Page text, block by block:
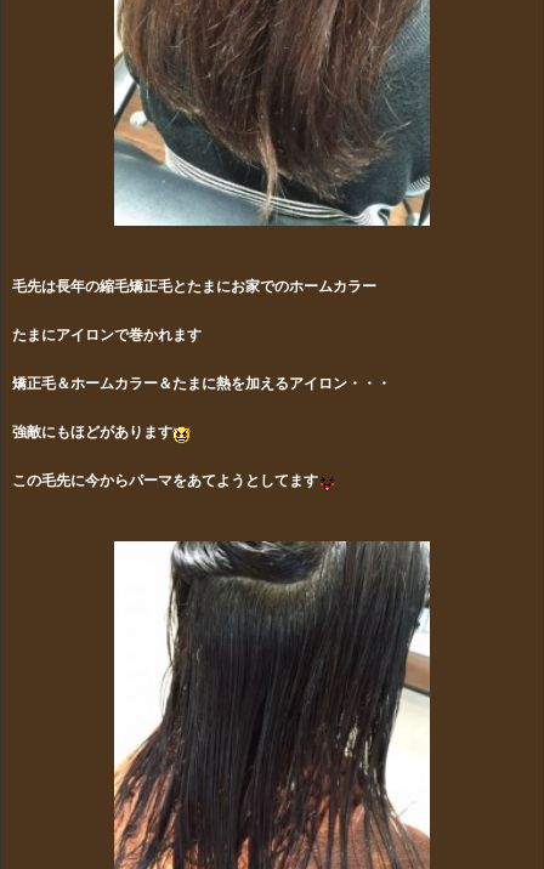
毛先は長年の縮毛矯正毛とたまにお家でのホームカラー
たまにアイロンで巻かれます
矯正毛＆ホームカラー＆たまに熱を加えるアイロン・・・
強敵にもほどがあります
この毛先に今からパーマをあてようとしてます